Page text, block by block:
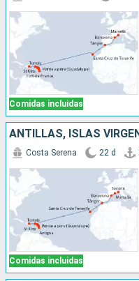
Comidas incluidas
Comidas incluidas
Costa Serena 22 d